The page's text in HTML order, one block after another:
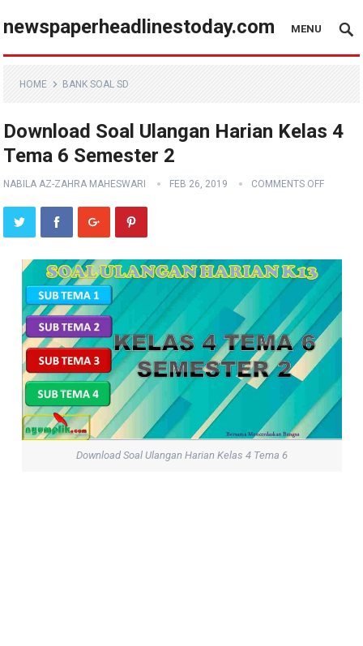
newspaperheadlinestoday.com MENU
HOME BANK SOAL SD
Download Soal Ulangan Harian Kelas 4
Tema 6 Semester 2
NABILA AZ-ZAHRA MAHESWARI FEB 26, 2019 COMMENTS OFF
Download Soal Ulangan Harian Kelas 4 Tema 6